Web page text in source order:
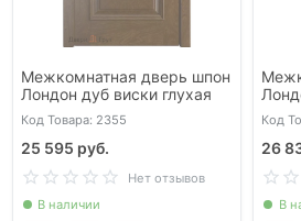
Межкомнатная дверь шпон
Лондон дуб виски глухая
Код Товара: 2355
25 595 руб.
Нет отзывов
В наличии
Код
26
В